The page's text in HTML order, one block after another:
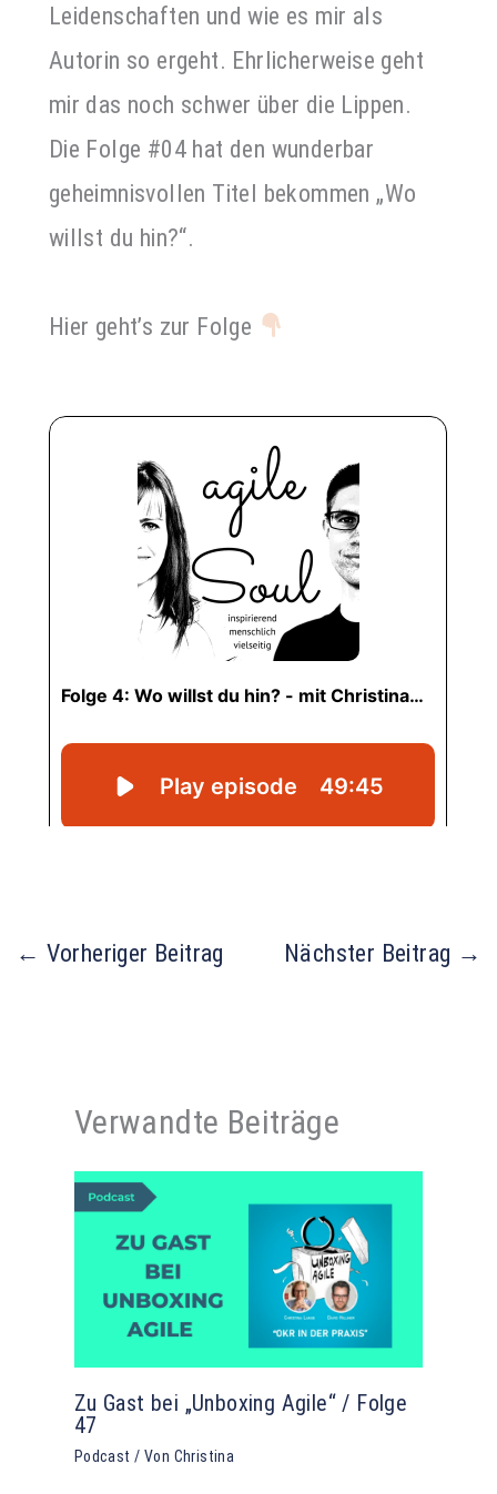
Leidenschaften und wie es mir als
Autorin so ergeht. Ehrlicherweise geht
mir das noch schwer über die Lippen.
Die Folge #04 hat den wunderbar
geheimnisvollen Titel bekommen „Wo
willst du hin?“.
Hier geht’s zur Folge
← Vorheriger Beitrag Nächster Beitrag →
Verwandte Beiträge
Zu Gast bei „Unboxing Agile“ / Folge
47
Podcast / Von Christina